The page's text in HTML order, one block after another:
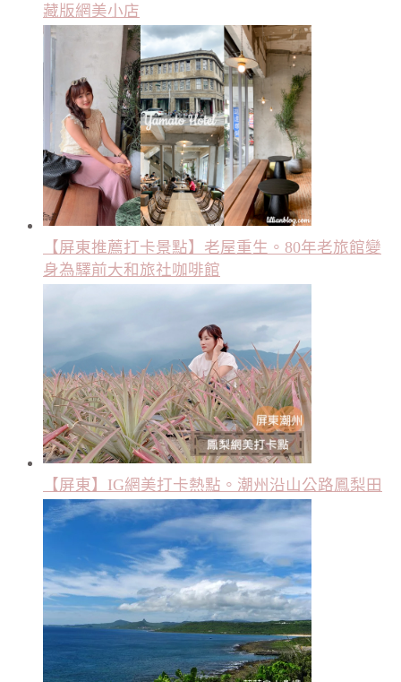
藏版網美小店
【屏東推薦打卡景點】老屋重生。80年老旅館變
身為驛前大和旅社咖啡館
【屏東】IG網美打卡熱點。潮州沿山公路鳳梨田